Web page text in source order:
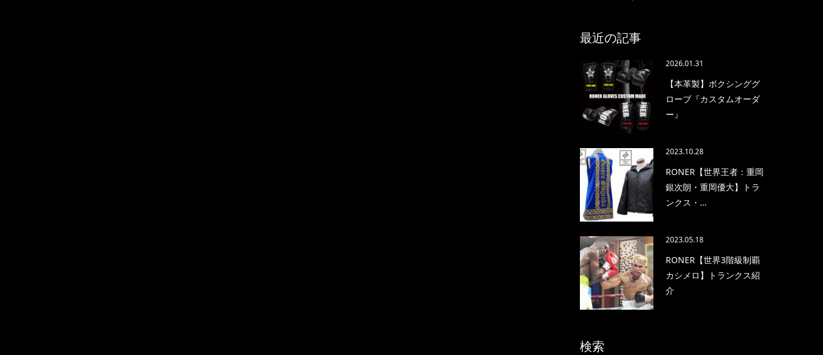
最近の記事
2026.01.31
【本革製】ボクシンググ
ローブ『カスタムオーダ
ー』
2023.10.28
RONER【世界王者：重岡
銀次朗・重岡優大】トラ
ンクス・…
2023.05.18
RONER【世界3階級制覇
カシメロ】トランクス紹
介
検索